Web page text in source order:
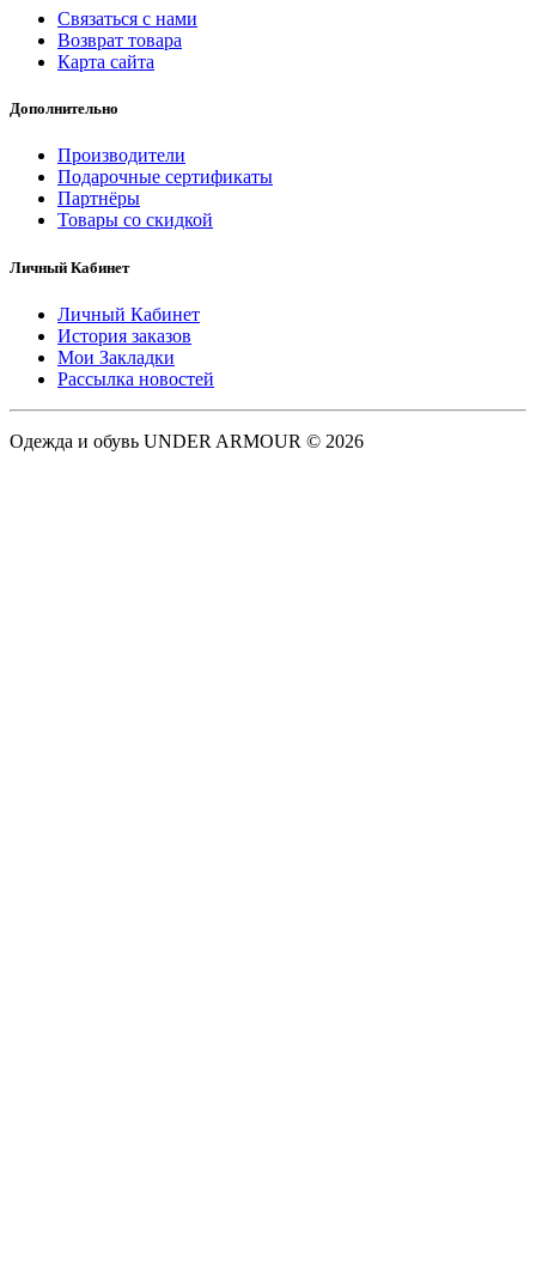
Связаться с нами
Возврат товара
Карта сайта
Дополнительно
Производители
Подарочные сертификаты
Партнёры
Товары со скидкой
Личный Кабинет
Личный Кабинет
История заказов
Мои Закладки
Рассылка новостей
Одежда и обувь UNDER ARMOUR © 2026